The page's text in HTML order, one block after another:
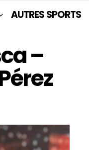
AUTRES SPORTS
–